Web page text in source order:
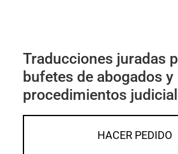
Traducciones juradas
bufetes de abogados y
procedimientos
HACER PEDIDO